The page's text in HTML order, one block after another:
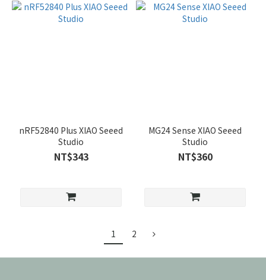
nRF52840 Plus XIAO Seeed
Studio
NT$343
MG24 Sense XIAO Seeed
Studio
NT$360
1 2